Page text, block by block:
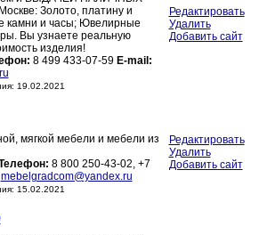
Золото, платину и
камни и часы; Ювелирные
Вы узнаете реальную
изделия!
8 499 433-07-59 E-mail:
19.02.2021
Редактировать
Удалить
Добавить сайт
мягкой мебели и мебели из
8 800 250-43-02, +7
mebelgradcom@yandex.ru
15.02.2021
Редактировать
Удалить
Добавить сайт